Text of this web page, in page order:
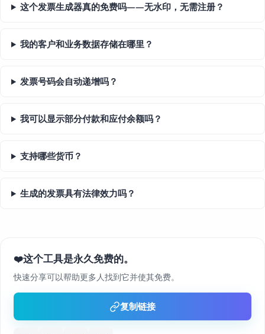
这个发票生成器真的免费吗——无水印，无需注册？
我的客户和业务数据存储在哪里？
发票号码会自动递增吗？
我可以显示部分付款和应付余额吗？
支持哪些货币？
生成的发票具有法律效力吗？
❤️这个工具是永久免费的。
快速分享可以帮助更多人找到它并使其免费。
复制链接